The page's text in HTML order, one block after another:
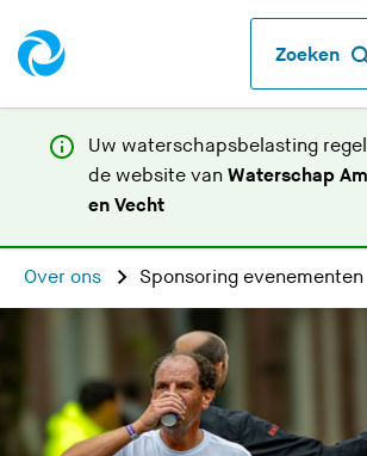
Zoeken
Uw waterschapsbelasting
de website van Waterschap
en Vecht(
l
a
a
t
Over ons Sponsoring evenementen